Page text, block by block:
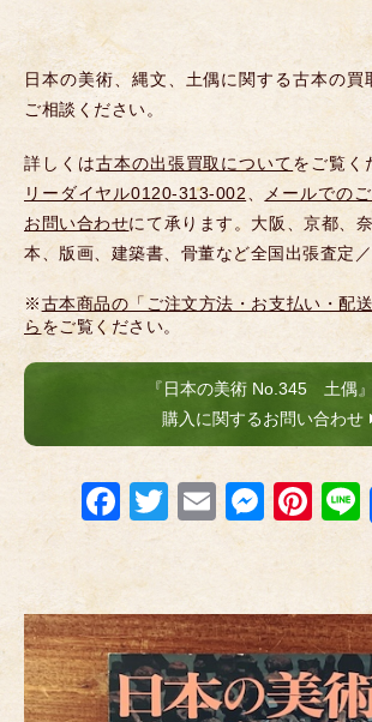
日本の美術、縄文、土偶に関する古本の
ご相談ください。
詳しくは古本の出張買取についてをご覧く
リーダイヤル0120-313-002、
メールでの
お問い合わせにて承ります。大阪、京都、
本、版画、建築書、骨董など全国出張査定／
※古本商品の「ご注文方法・お支払い・配
らをご覧ください。
『日本の美術 No.345 土偶
購入に関するお問い合わせ
F
a
c
e
b
o
T
er
E
m
M
ss
e
n
g
Pi
nt
er
e
st